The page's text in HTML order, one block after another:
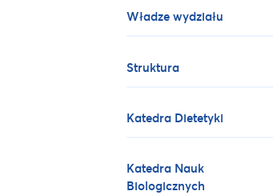
Władze wydziału
Struktura
Katedra Dietetyki
Katedra Nauk
Biologicznych